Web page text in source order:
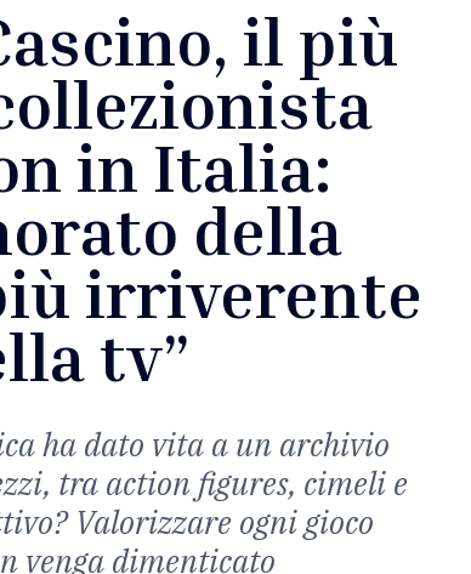
il più
in Italia:
della
irriverente
tv”
ha dato vita a un archivio
tra action figures, cimeli e
Valorizzare ogni gioco
venga dimenticato